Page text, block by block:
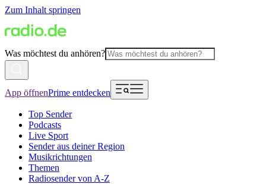
Zum Inhalt springen
Was möchtest du anhören?
App öffnenPrime entdecken
Top Sender
Podcasts
Live Sport
Sender aus deiner Region
Musikrichtungen
Themen
Radiosender von A-Z